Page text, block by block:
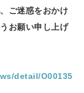
ご迷惑をおかけ
お願い申し上げ
detail/O00135